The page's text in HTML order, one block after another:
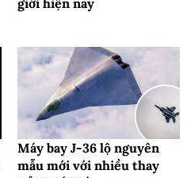
giới hiện nay
Máy bay J-36 lộ nguyên
mẫu mới với nhiều thay